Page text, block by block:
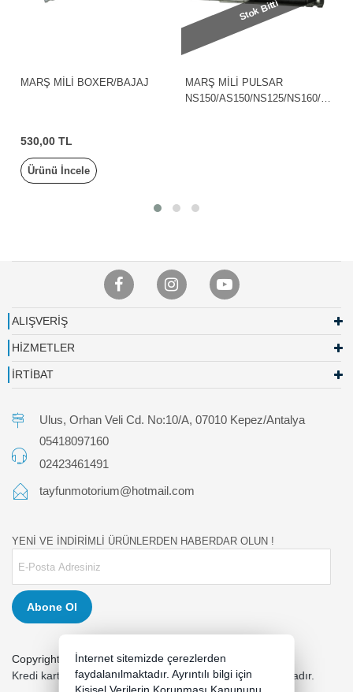
MARŞ MİLİ BOXER/BAJAJ
530,00 TL
Ürünü İncele
Stok Bitti
MARŞ MİLİ PULSAR
NS150/AS150/NS125/NS160/B
ALIŞVERİŞ
HİZMETLER
İRTİBAT
Ulus, Orhan Veli Cd. No:10/A, 07010 Kepez/Antalya
05418097160
02423461491
tayfunmotorium@hotmail.com
YENİ VE İNDİRİMLİ ÜRÜNLERDEN HABERDAR OLUN !
Abone Ol
Copyright 2026 tayfunmotor.com - Tüm hakları saklıdır.
Kredi kartı bilgileriniz 256bit SSL sertifikası ile korunmaktadır.
İnternet sitemizde çerezlerden
faydalanılmaktadır. Ayrıntılı bilgi için